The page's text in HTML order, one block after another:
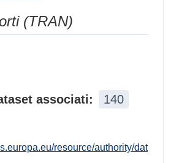
(TRAN)
associati: 140
resource/authority/dat